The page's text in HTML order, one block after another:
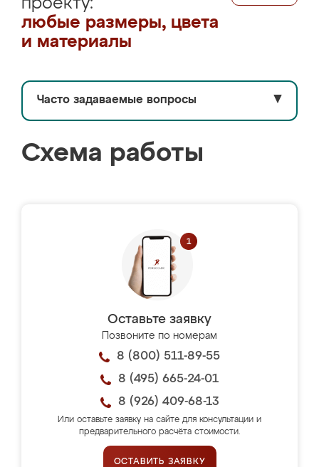
проекту:
любые размеры, цвета
и материалы
Часто задаваемые вопросы ▼
Схема работы
Оставьте заявку
Позвоните по номерам
8 (800) 511-89-55
8 (495) 665-24-01
8 (926) 409-68-13
Или оставьте заявку на сайте для консультации и
предварительного расчёта стоимости.
ОСТАВИТЬ ЗАЯВКУ